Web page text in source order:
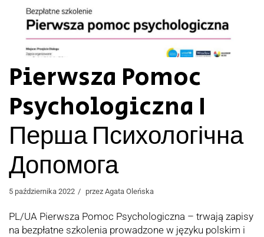
Pierwsza Pomoc
Psychologiczna I
Перша Психологічна
Допомога
5 października 2022 przez Agata Oleńska
PL/UA Pierwsza Pomoc Psychologiczna – trwają zapisy
na bezpłatne szkolenia prowadzone w języku polskim i